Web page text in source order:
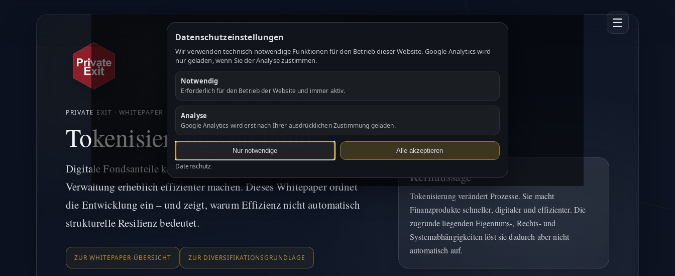
☰
PRIVATE EXIT · WHITEPAPER
Tokenisierung von Fonds
Digitale Fondsanteile können Abwicklung, Handelbarkeit und
Verwaltung erheblich effizienter machen. Dieses Whitepaper ordnet
die Entwicklung ein – und zeigt, warum Effizienz nicht automatisch
strukturelle Resilienz bedeutet.
ZUR WHITEPAPER-ÜBERSICHT ZUR DIVERSIFIKATIONSGRUNDLAGE
Kernaussage
Tokenisierung verändert Prozesse. Sie macht
Finanzprodukte schneller, digitaler und effizienter. Die
zugrunde liegenden Eigentums-, Rechts- und
Systemabhängigkeiten löst sie dadurch aber nicht
automatisch auf.
Datenschutzeinstellungen
Wir verwenden technisch notwendige Funktionen für den Betrieb dieser Website. Google Analytics wird
nur geladen, wenn Sie der Analyse zustimmen.
Notwendig
Erforderlich für den Betrieb der Website und immer aktiv.
Analyse
Google Analytics wird erst nach Ihrer ausdrücklichen Zustimmung geladen.
Nur notwendige Alle akzeptieren
Datenschutz